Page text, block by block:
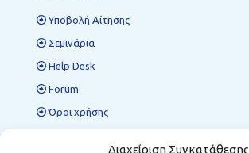
Διαχείριση Συγκατάθεσης
Υποβολή Αίτησης
Σεμινάρια
Help Desk
Forum
Όροι χρήσης